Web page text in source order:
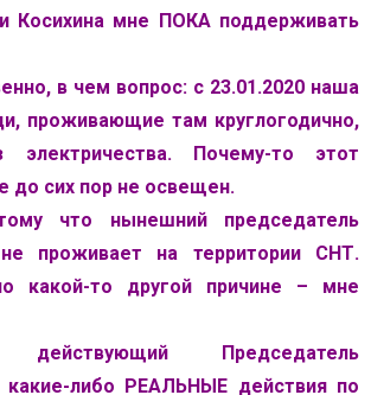
Косихина мне ПОКА поддерживать
в чем вопрос: с 23.01.2020 наша
проживающие там круглогодично,
электричества. Почему-то этот
до сих пор не освещен.
что нынешний председатель
проживает на территории СНТ.
какой-то другой причине – мне
Председатель
какие-либо РЕАЛЬНЫЕ действия по